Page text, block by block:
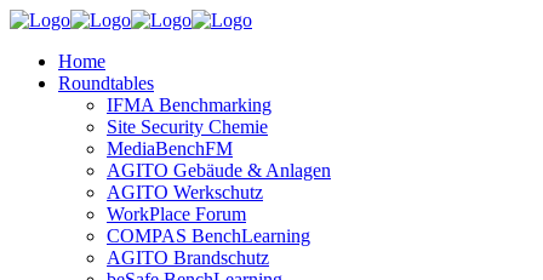
Home
Roundtables
IFMA Benchmarking
Site Security Chemie
MediaBenchFM
AGITO Gebäude & Anlagen
AGITO Werkschutz
WorkPlace Forum
COMPAS BenchLearning
AGITO Brandschutz